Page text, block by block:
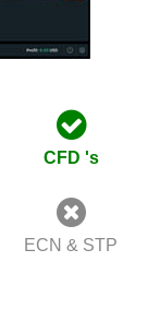
CFD 's
ECN & STP